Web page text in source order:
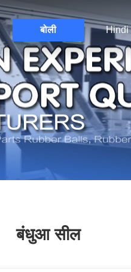
बोली Hindi
बंधुआ सील